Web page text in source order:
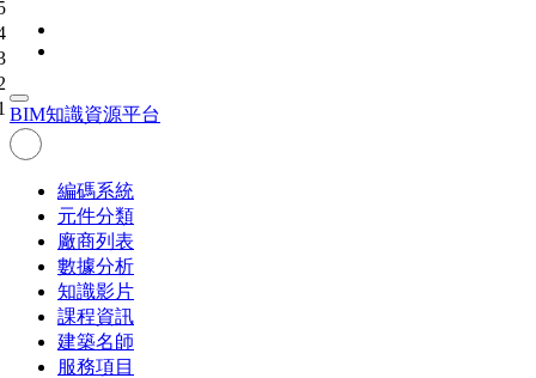
BIM知識資源平台
編碼系統
元件分類
廠商列表
數據分析
知識影片
課程資訊
建築名師
服務項目